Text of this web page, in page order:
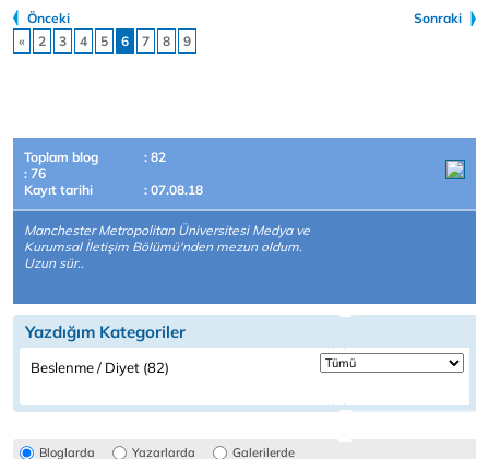
Önceki
Sonraki
«
2 3 4 5 6 7 8 9
Toplam blog
: 82
: 76
Kayıt tarihi
: 07.08.18
Manchester Metropolitan Üniversitesi Medya ve
Kurumsal İletişim Bölümü'nden mezun oldum.
Uzun sür..
Yazdığım Kategoriler
Beslenme / Diyet (82)
Bloglarda Yazarlarda Galerilerde